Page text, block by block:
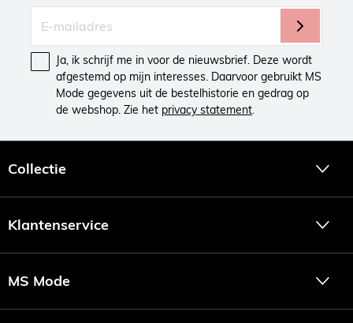
Ja, ik schrijf me in voor de nieuwsbrief. Deze wordt
afgestemd op mijn interesses. Daarvoor gebruikt MS
Mode gegevens uit de bestelhistorie en gedrag op
de webshop. Zie het privacy statement
Collectie
Klantenservice
MS Mode